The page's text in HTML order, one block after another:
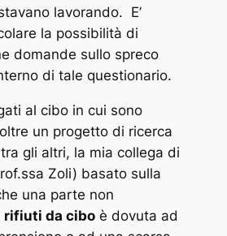
lavorando. E’
la possibilità di
domande sullo spreco
di tale questionario.
al cibo in cui sono
un progetto di ricerca
gli altri, la mia collega di
Zoli) basato sulla
una parte non
rifiuti da ciboè dovuta ad